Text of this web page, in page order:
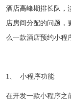
酒店高峰期排长队，
店房间分配的问题，
么一款酒店预约小程
1、 小程序功能
在开发一款小程序之